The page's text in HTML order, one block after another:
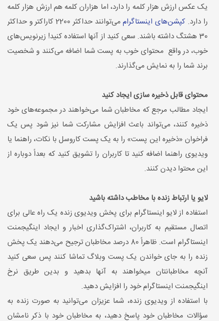
یک عکس ارزش هزار کلمه را دارد، اما هزاران کلمه هم ارزش هزار کلمه
را دارد. کپشن‌های اینستاگرام
می‌توانند حداکثر 2200 کاراکتر و حداکثر
30 هشتگ داشته باشند. سعی کنید از آنها استفاده کنید! زیرنویس‌های
خوب، در واقع محتوای خوب به پست شما اضافه می‌کنند و شخصیت
برند شما را به نمایش می‌گذارند.
محتوای قابل ذخیره سازی ایجاد کنید
ایجاد مطالب مرجع که مخاطبان شما می‌خواهند در مجموعه‌های خود
ذخیره کنند، می‌تواند باعث افزایش مشارکت شما نیز شود پس یک
فراخوان «ذخیره این پست» را به یک پست کاروسل با نکات، راهنما یا
ویدیوی راهنما اضافه کنید تا کاربران را تشویق کنید که بعداً دوباره از
این محتوا دیدن کنند.
لایو یا ارتباط زنده با مخاطب داشته باشید
استفاده از لایو اینستاگرام برای پخش ویدیوی زنده یک راه عالی برای
اتصال مستقیم به کاربران، اشتراک‌گذاری اخبار و ایجاد اینگیجمنت
اینستاگرام است. ظاهراً 80 درصد مخاطبان ترجیح می‌دهند یک پخش
زنده را به جای خواندن یک پست وبلاگ تماشا کنند پس سعی کنید
آنچه مخاطبانتان میخواهند به آنها بدهید و بدین طریق نرخ
اینگیجمنت اینستاگرام خود را افزایش دهید.
با استفاده از ویدیوی زنده، شما عزیزان می‌توانید به صورت زنده به
سؤالات مخاطبان خود پاسخ دهید، به مخاطبان خود با ذکر نامشان